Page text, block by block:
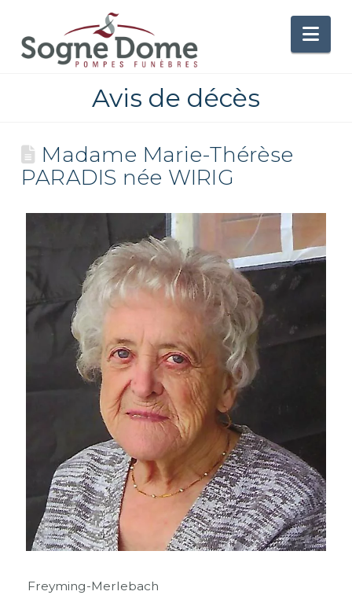
Avis de décès
Madame Marie-Thérèse
PARADIS née WIRIG
Freyming-Merlebach